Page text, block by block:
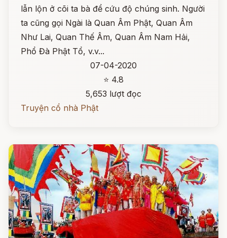
lẫn lộn ở cõi ta bà để cứu độ chúng sinh. Người
ta cũng gọi Ngài là Quan Âm Phật, Quan Âm
Như Lai, Quan Thế Âm, Quan Âm Nam Hải,
Phổ Đà Phật Tổ, v.v...
07-04-2020
⭐ 4.8
5,653 lượt đọc
Truyện cổ nhà Phật